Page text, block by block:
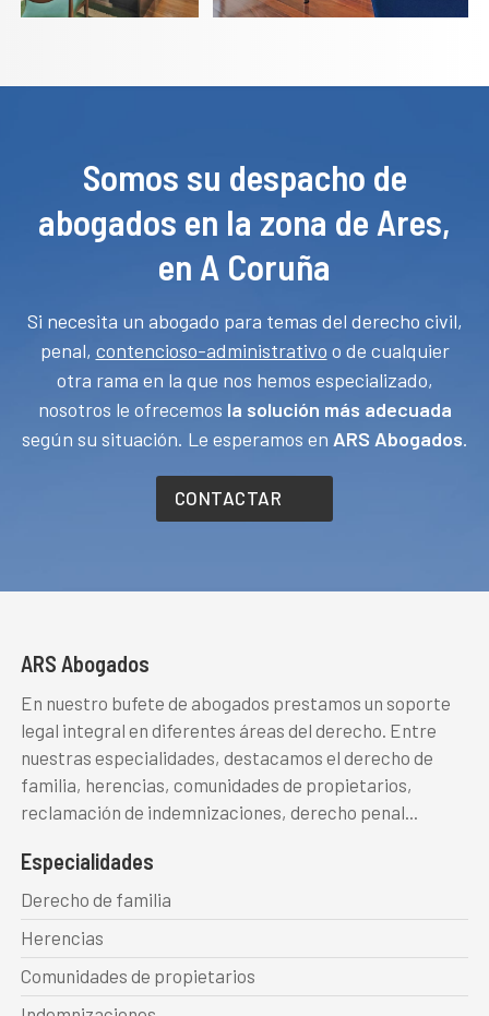
Somos su despacho de
abogados en la zona de Ares,
en A Coruña
Si necesita un abogado para temas del derecho civil,
penal, contencioso-administrativo o de cualquier
otra rama en la que nos hemos especializado,
nosotros le ofrecemos la solución más adecuada
según su situación. Le esperamos en ARS Abogados.
CONTACTAR
ARS Abogados
En nuestro bufete de abogados prestamos un soporte
legal integral en diferentes áreas del derecho. Entre
nuestras especialidades, destacamos el derecho de
familia, herencias, comunidades de propietarios,
reclamación de indemnizaciones, derecho penal...
Especialidades
Derecho de familia
Herencias
Comunidades de propietarios